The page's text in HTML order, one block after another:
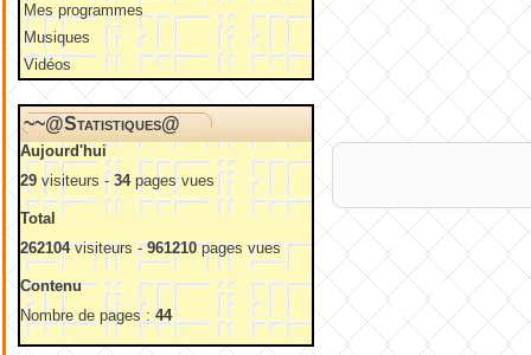
Mes programmes
Musiques
Vidéos
~~@Statistiques@
Aujourd'hui
29 visiteurs - 34pages vues
Total
262104visiteurs -961210pages vues
Contenu
Nombre de pages :44